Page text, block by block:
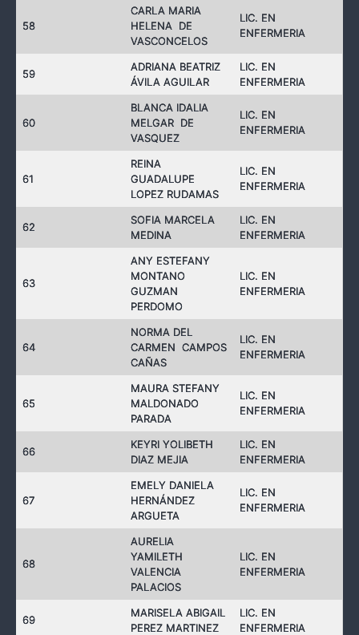
58
CARLA MARIA
HELENA DE
VASCONCELOS
LIC. EN
ENFERMERIA
59
ADRIANA BEATRIZ
ÁVILA AGUILAR
LIC. EN
ENFERMERIA
60
BLANCA IDALIA
MELGAR DE
VASQUEZ
LIC. EN
ENFERMERIA
61
REINA
GUADALUPE
LOPEZ RUDAMAS
LIC. EN
ENFERMERIA
62
SOFIA MARCELA
MEDINA
LIC. EN
ENFERMERIA
63
ANY ESTEFANY
MONTANO
GUZMAN
PERDOMO
LIC. EN
ENFERMERIA
64
NORMA DEL
CARMEN CAMPOS
CAÑAS
LIC. EN
ENFERMERIA
65
MAURA STEFANY
MALDONADO
PARADA
LIC. EN
ENFERMERIA
66
KEYRI YOLIBETH
DIAZ MEJIA
LIC. EN
ENFERMERIA
67
EMELY DANIELA
HERNÁNDEZ
ARGUETA
LIC. EN
ENFERMERIA
68
AURELIA
YAMILETH
VALENCIA
PALACIOS
LIC. EN
ENFERMERIA
69
MARISELA ABIGAIL
PEREZ MARTINEZ
LIC. EN
ENFERMERIA